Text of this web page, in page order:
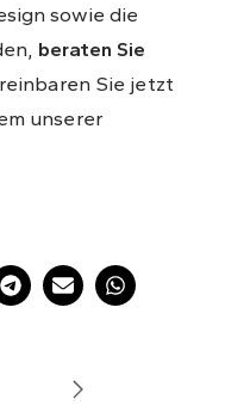
sowie die
beraten Sie
Sie jetzt
unserer